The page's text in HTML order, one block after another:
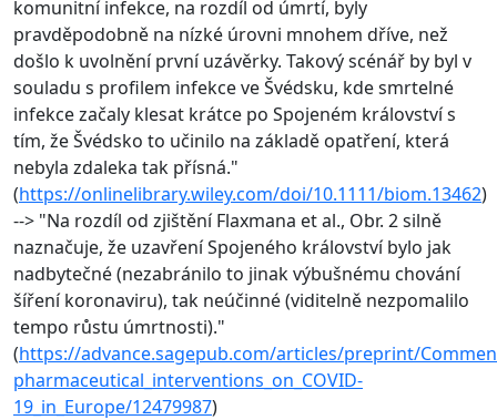
komunitní infekce, na rozdíl od úmrtí, byly
pravděpodobně na nízké úrovni mnohem dříve, než
došlo k uvolnění první uzávěrky. Takový scénář by byl v
souladu s profilem infekce ve Švédsku, kde smrtelné
infekce začaly klesat krátce po Spojeném království s
tím, že Švédsko to učinilo na základě opatření, která
nebyla zdaleka tak přísná."
(https://onlinelibrary.wiley.com/doi/10.1111/biom.13462)
--> "Na rozdíl od zjištění Flaxmana et al., Obr. 2 silně
naznačuje, že uzavření Spojeného království bylo jak
nadbytečné (nezabránilo to jinak výbušnému chování
šíření koronaviru), tak neúčinné (viditelně nezpomalilo
tempo růstu úmrtnosti)."
(https://advance.sagepub.com/articles/preprint/
pharmaceutical_interventions_on_COVID-
19_in_Europe/12479987)